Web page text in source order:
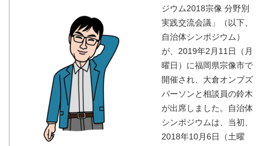
ジウム2018宗像 分野別
実践交流会議」（以下、
自治体シンポジウム）
が、2019年2月11日（月
曜日）に福岡県宗像市で
開催され、大倉オンブズ
パーソンと相談員の鈴木
が出席しました。自治体
シンポジウムは、当初、
2018年10月6日（土曜